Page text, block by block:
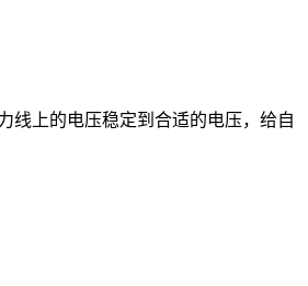
线上的电压稳定到合适的电压，给自